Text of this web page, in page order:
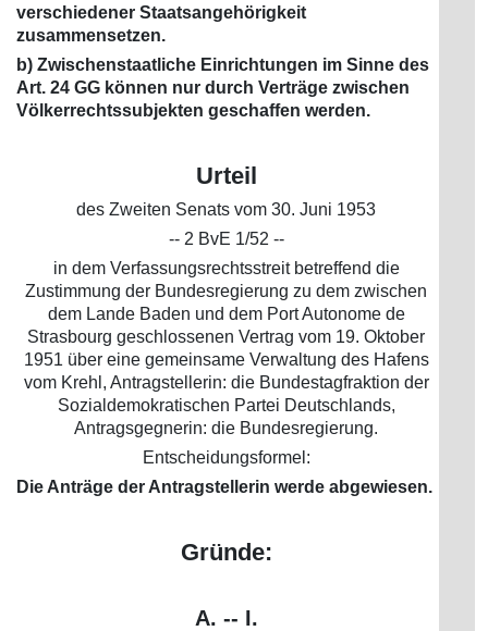
verschiedener Staatsangehörigkeit
zusammensetzen.
b) Zwischenstaatliche Einrichtungen im Sinne des
Art. 24 GG können nur durch Verträge zwischen
Völkerrechtssubjekten geschaffen werden.
Urteil
des Zweiten Senats vom 30. Juni 1953
-- 2 BvE 1/52 --
in dem Verfassungsrechtsstreit betreffend die
Zustimmung der Bundesregierung zu dem zwischen
dem Lande Baden und dem Port Autonome de
Strasbourg geschlossenen Vertrag vom 19. Oktober
1951 über eine gemeinsame Verwaltung des Hafens
vom Krehl, Antragstellerin: die Bundestagfraktion der
Sozialdemokratischen Partei Deutschlands,
Antragsgegnerin: die Bundesregierung.
Entscheidungsformel:
Die Anträge der Antragstellerin werde abgewiesen.
Gründe:
A. -- I.